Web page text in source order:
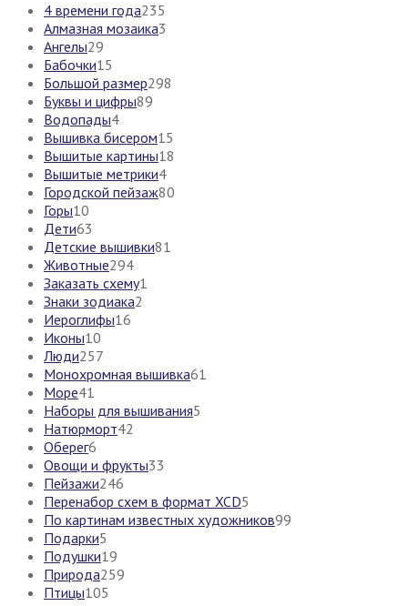
4 времени года235
Алмазная мозаика3
Ангелы29
Бабочки15
Большой размер298
Буквы и цифры89
Водопады4
Вышивка бисером15
Вышитые картины18
Вышитые метрики4
Городской пейзаж80
Горы10
Дети63
Детские вышивки81
Животные294
Заказать схему1
Знаки зодиака2
Иероглифы16
Иконы10
Люди257
Монохромная вышивка61
Море41
Наборы для вышивания5
Натюрморт42
Оберег6
Овощи и фрукты33
Пейзажи246
Перенабор схем в формат XCD5
По картинам известных художников99
Подарки5
Подушки19
Природа259
Птицы105